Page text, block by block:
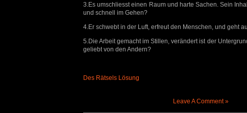
3.Es umschliesst einen Raum und harte Sachen. Sein
und schnell im Gehen?
4.Er schwebt in der Luft, erfreut den Menschen, und geht
5.Die Arbeit gemacht im Stillen, verändert ist der
geliebt von den Andern?
Des Rätsels Lösung
Leave A Comment »